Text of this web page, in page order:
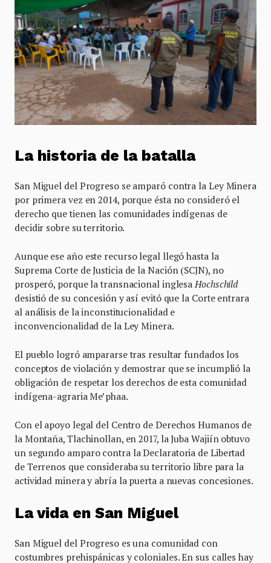
La historia de la batalla
San Miguel del Progreso se amparó contra la Ley Minera
por primera vez en 2014, porque ésta no consideró el
derecho que tienen las comunidades indígenas de
decidir sobre su territorio.
Aunque ese año este recurso legal llegó hasta la
Suprema Corte de Justicia de la Nación (SCJN), no
prosperó, porque la transnacional inglesa Hochschild
desistió de su concesión y así evitó que la Corte entrara
al análisis de la inconstitucionalidad e
inconvencionalidad de la Ley Minera.
El pueblo logró ampararse tras resultar fundados los
conceptos de violación y demostrar que se incumplió la
obligación de respetar los derechos de esta comunidad
indígena-agraria Me’phaa.
Con el apoyo legal del Centro de Derechos Humanos de
la Montaña, Tlachinollan, en 2017, la Juba Wajiín obtuvo
un segundo amparo contra la Declaratoria de Libertad
de Terrenos que consideraba su territorio libre para la
actividad minera y abría la puerta a nuevas concesiones.
La vida en San Miguel
San Miguel del Progreso es una comunidad con
costumbres prehispánicas y coloniales. En sus calles hay